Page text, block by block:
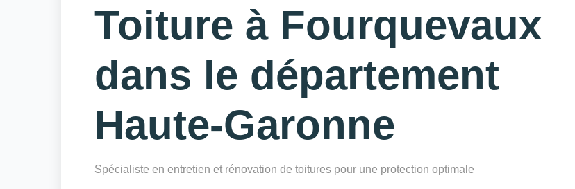
Toiture à Fourquevaux
dans le département
Haute-Garonne
Spécialiste en entretien et rénovation de toitures pour une protection optimale